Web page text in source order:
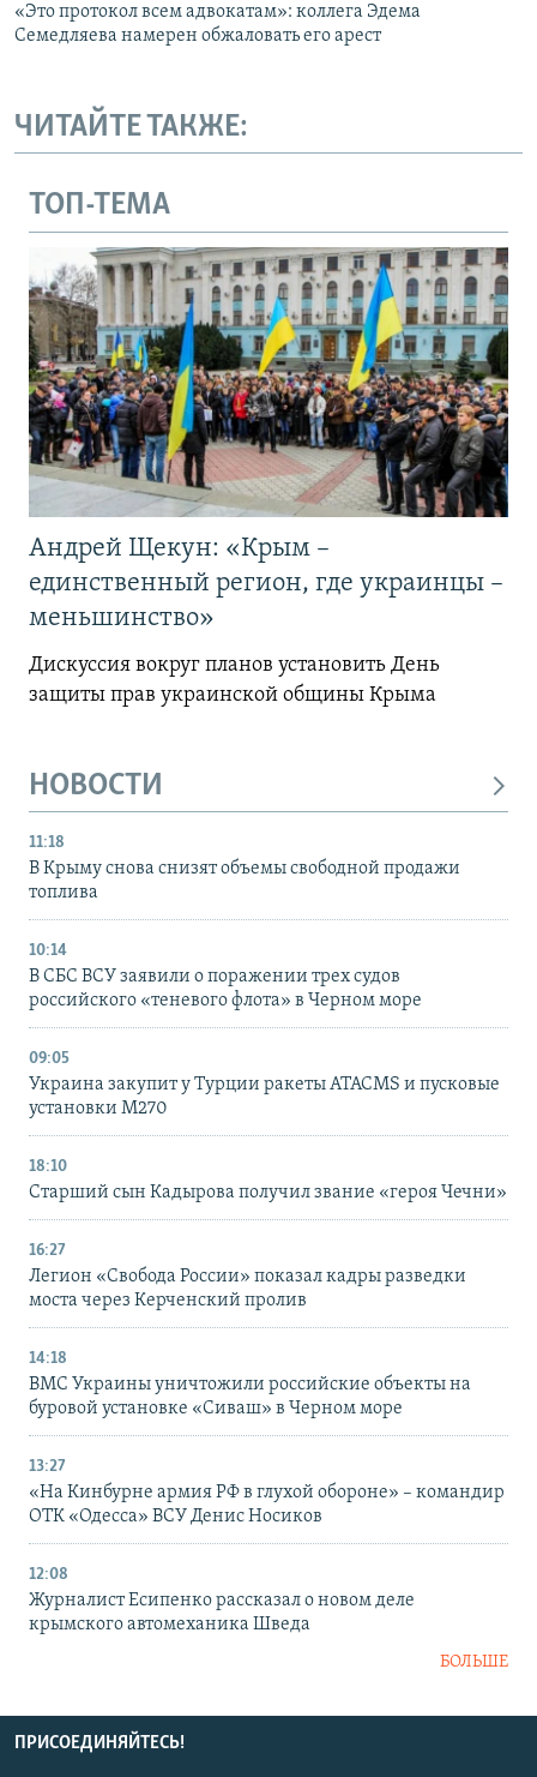
«Это протокол всем адвокатам»: коллега Эдема
Семедляева намерен обжаловать его арест
ЧИТАЙТЕ ТАКЖЕ:
ТОП-ТЕМА
Андрей Щекун: «Крым –
единственный регион, где украинцы –
меньшинство»
Дискуссия вокруг планов установить День
защиты прав украинской общины Крыма
НОВОСТИ
11:18
В Крыму снова снизят объемы свободной продажи
топлива
10:14
В СБС ВСУ заявили о поражении трех судов
российского «теневого флота» в Черном море
09:05
Украина закупит у Турции ракеты ATACMS и пусковые
установки M270
18:10
Старший сын Кадырова получил звание «героя Чечни»
16:27
Легион «Свобода России» показал кадры разведки
моста через Керченский пролив
14:18
ВМС Украины уничтожили российские объекты на
буровой установке «Сиваш» в Черном море
13:27
«На Кинбурне армия РФ в глухой обороне» – командир
ОТК «Одесса» ВСУ Денис Носиков
12:08
Журналист Есипенко рассказал о новом деле
крымского автомеханика Шведа
БОЛЬШЕ
ПРИСОЕДИНЯЙТЕСЬ!